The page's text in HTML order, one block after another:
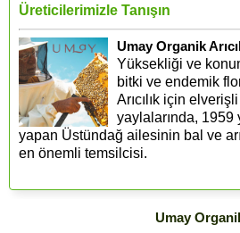
Üreticilerimizle Tanışın
Umay Organik
Yüksekliği ve
bitki ve endemik
Arıcılık için
yaylalarında, 1959
yapan Üstündağ ailesinin bal ve
en önemli temsilcisi.
Umay